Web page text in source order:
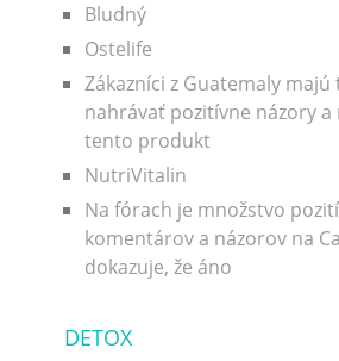
Bludný
Ostelife
Zákazníci z Guatemaly
nahrávať pozitívne názory a
tento produkt
NutriVitalin
Na fórach je množstvo
komentárov a názorov na
dokazuje, že áno
DETOX